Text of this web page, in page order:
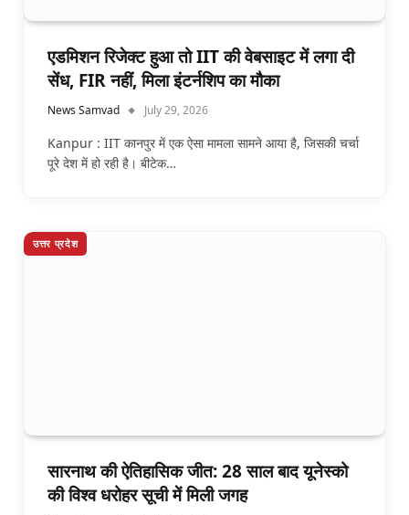
एडमिशन रिजेक्ट हुआ तो IIT की वेबसाइट में लगा दी
सेंध, FIR नहीं, मिला इंटर्नशिप का मौका
News Samvad July 29, 2026
Kanpur : IIT कानपुर में एक ऐसा मामला सामने आया है, जिसकी चर्चा
पूरे देश में हो रही है। बीटेक…
उत्तर प्रदेश
सारनाथ की ऐतिहासिक जीत: 28 साल बाद यूनेस्को
की विश्व धरोहर सूची में मिली जगह